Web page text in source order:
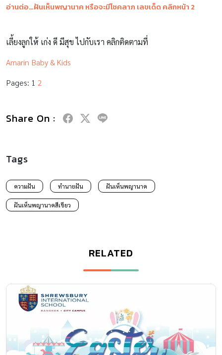
อ่านต่อ…ฝันเห็นพญานาค หรือจะมีโชคลาภ เลขเด็ด คลิกหน้า 2
เลี้ยงลูกให้ เก่ง ดี มีสุข ไปกับเรา คลิกติดตามที่
Amarin Baby & Kids
Pages: 1 2
Share On :
Tags
ความฝัน ทำนายฝัน ฝันเห็นพญานาค
ฝันเห็นพญานาคสีเขียว
RELATED